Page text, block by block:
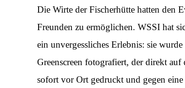
Die Wirte der Fischerhütte hatten den
Freunden zu ermöglichen. WSSI hat
ein unvergessliches Erlebnis: sie
Greenscreen fotografiert, der direkt
sofort vor Ort gedruckt und gegen